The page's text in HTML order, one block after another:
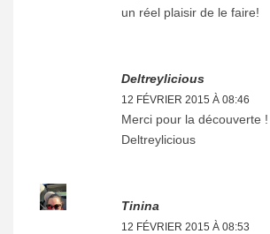
un réel plaisir de le faire!
Deltreylicious
12 FÉVRIER 2015 À 08:46
Merci pour la découverte !
Deltreylicious
Tinina
12 FÉVRIER 2015 À 08:53